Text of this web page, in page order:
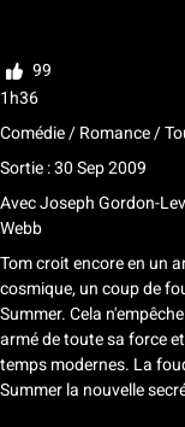
99
1h36
Comédie / Romance /
Sortie : 30 Sep 2009
AvecJoseph Gordon-
Webb
Tom croit encore en un
cosmique, un coup de
Summer. Cela
armé de toute sa force
temps modernes. La
Summer la nouvelle